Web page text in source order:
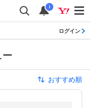
i
ログイン
おすすめ順